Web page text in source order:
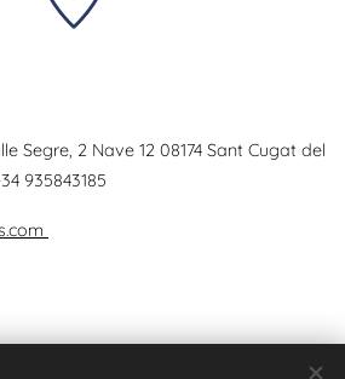
Segre, 2 Nave 12 08174 Sant Cugat del
935843185